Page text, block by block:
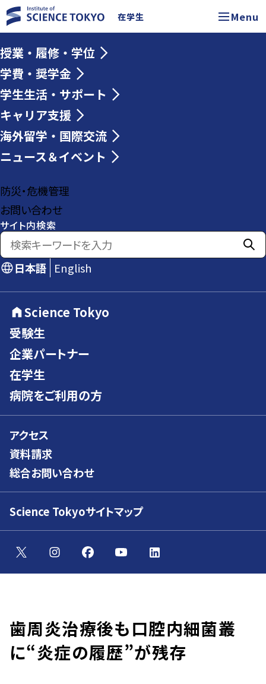
在学生 Menu
授業・履修・学位
学費・奨学金
学生生活・サポート
キャリア支援
海外留学・国際交流
ニュース＆イベント
防災・危機管理
お問い合わせ
サイト内検索
日本語 English
Science Tokyo
受験生
企業パートナー
在学生
病院をご利用の方
アクセス
資料請求
総合お問い合わせ
Science Tokyoサイトマップ
歯周炎治療後も口腔内細菌叢
に“炎症の履歴”が残存